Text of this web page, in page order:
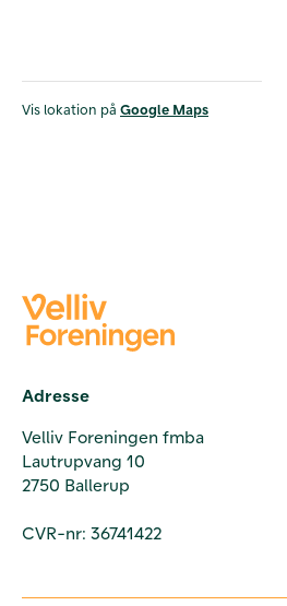
Vis lokation på Google Maps
Adresse
Velliv Foreningen fmba
Lautrupvang 10
2750 Ballerup
CVR-nr: 36741422